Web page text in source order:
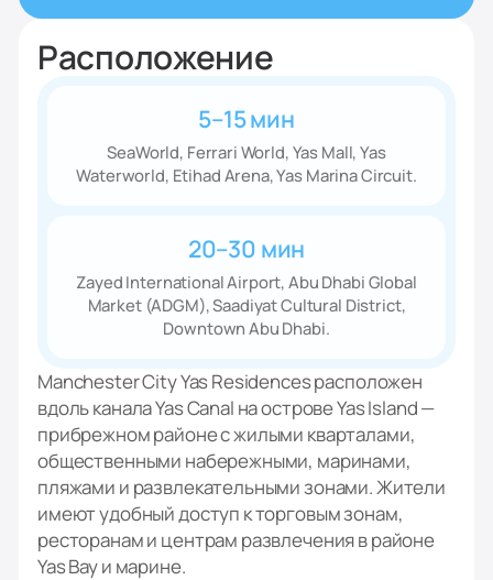
Расположение
5–15 мин
SeaWorld, Ferrari World, Yas Mall, Yas
Waterworld, Etihad Arena, Yas Marina Circuit.
20–30 мин
Zayed International Airport, Abu Dhabi Global
Market (ADGM), Saadiyat Cultural District,
Downtown Abu Dhabi.
Manchester City Yas Residences расположен
вдоль канала Yas Canal на острове Yas Island —
прибрежном районе с жилыми кварталами,
общественными набережными, маринами,
пляжами и развлекательными зонами. Жители
имеют удобный доступ к торговым зонам,
ресторанам и центрам развлечения в районе
Yas Bay и марине.